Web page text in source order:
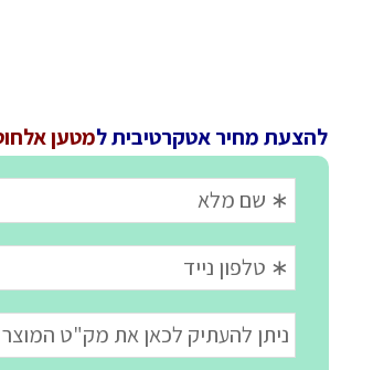
להצעת מחיר אטקרטיבית למטען